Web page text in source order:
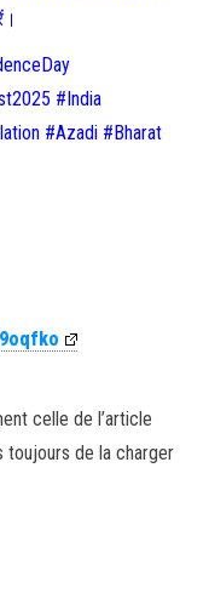
#India
#Azadi #Bharat
celle de l’article
toujours de la charger